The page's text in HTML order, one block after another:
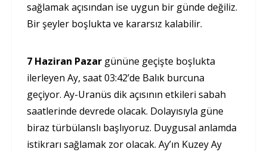
sağlamak açısından ise uygun bir günde değiliz.
Bir şeyler boşlukta ve kararsız kalabilir.
7 Haziran Pazar gününe geçişte boşlukta
ilerleyen Ay, saat 03:42’de Balık burcuna
geçiyor. Ay-Uranüs dik açısının etkileri sabah
saatlerinde devrede olacak. Dolayısıyla güne
biraz türbülanslı başlıyoruz. Duygusal anlamda
istikrarı sağlamak zor olacak. Ay’ın Kuzey Ay